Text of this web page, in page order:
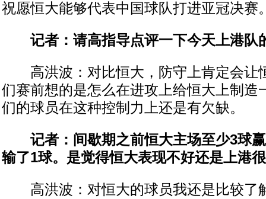
祝愿恒大能够代表中国球队打进亚冠决赛
记者：请高指导点评一下今天上港队
高洪波：对比恒大，防守上肯定会让
们赛前想的是怎么在进攻上给恒大上制造
们的球员在这种控制力上还是有欠缺。
记者：间歇期之前恒大主场至少3球赢
输了1球。是觉得恒大表现不好还是上港
高洪波：对恒大的球员我还是比较了